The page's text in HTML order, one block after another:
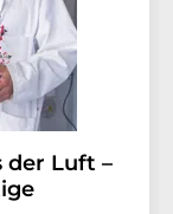
der Luft –